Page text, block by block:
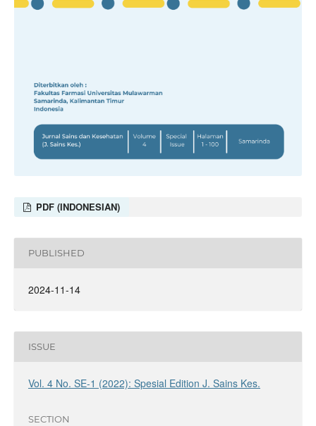
PDF (INDONESIAN)
PUBLISHED
2024-11-14
ISSUE
Vol. 4 No. SE-1 (2022): Spesial Edition J. Sains Kes.
SECTION